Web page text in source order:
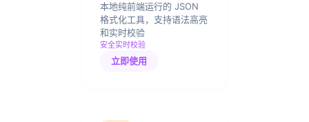
本地纯前端运行的 JSON
格式化工具，支持语法高亮
和实时校验
安全实时校验
立即使用